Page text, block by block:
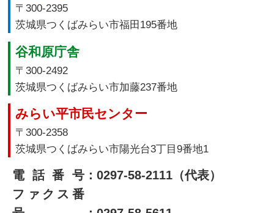
〒300-2395
茨城県つくばみらい市福田195番地
谷和原庁舎
〒300-2492
茨城県つくばみらい市加藤237番地
みらい平市民センター
〒300-2358
茨城県つくばみらい市陽光台3丁目9番地1
電話番号：0297-58-2111（代表）
ファクス番